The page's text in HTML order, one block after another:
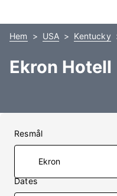
Hem USA Kentucky
Ekron Hotell
Resmål
Dates